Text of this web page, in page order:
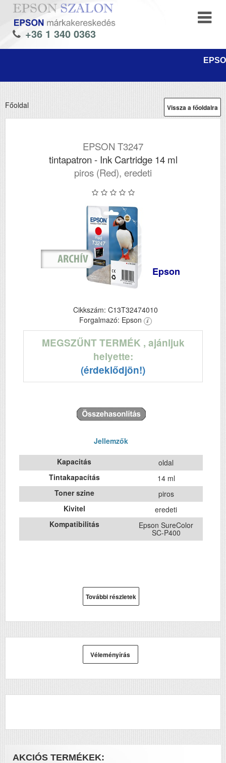
+36 1 340 0363
Vissza a főoldalra
Főoldal
EPSON T3247
tintapatron - Ink Cartridge 14 ml
piros (Red), eredeti
Epson
Cikkszám: C13T32474010
Forgalmazó: Epson
MEGSZŰNT TERMÉK , ajánljuk
helyette:
(érdeklődjön!)
Jellemzők
Kapacitás
oldal
Tintakapacítás
14 ml
Toner szine
piros
Kivitel
eredeti
Kompatibilitás
Epson SureColor
SC-P400
További részletek
Véleményírás
AKCIÓS TERMÉKEK: